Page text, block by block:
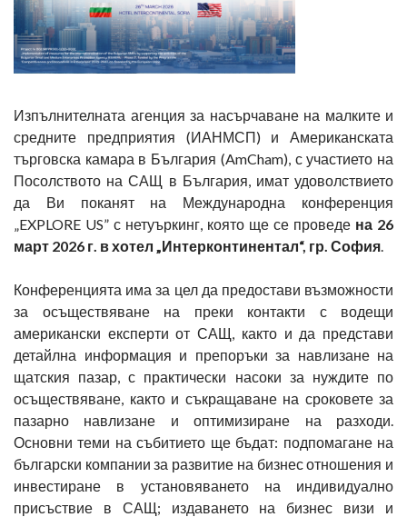
Изпълнителната агенция за насърчаване на малките и
средните предприятия (ИАНМСП) и Американската
търговска камара в България (AmCham), с участието на
Посолството на САЩ в България, имат удоволствието
да Ви поканят на Международна конференция
„EXPLORE US” с нетуъркинг, която ще се проведе на 26
март 2026 г. в хотел „Интерконтинентал“, гр. София
Конференцията има за цел да предостави възможности
за осъществяване на преки контакти с водещи
американски експерти от САЩ, както и да представи
детайлна информация и препоръки за навлизане на
щатския пазар, с практически насоки за нуждите по
осъществяване, както и съкращаване на сроковете за
пазарно навлизане и оптимизиране на разходи.
Основни теми на събитието ще бъдат: подпомагане на
български компании за развитие на бизнес отношения и
инвестиране в установяването на индивидуално
присъствие в САЩ; издаването на бизнес визи и